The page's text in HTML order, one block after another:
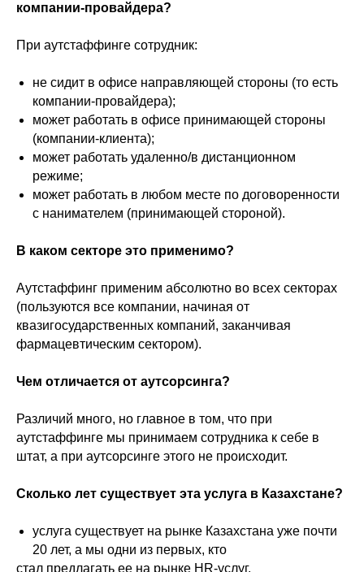
компании-провайдера?
При аутстаффинге сотрудник:
не сидит в офисе направляющей стороны (то есть
компании-провайдера);
может работать в офисе принимающей стороны
(компании-клиента);
может работать удаленно/в дистанционном
режиме;
может работать в любом месте по договоренности
с нанимателем (принимающей стороной).
В каком секторе это применимо?
Аутстаффинг применим абсолютно во всех секторах
(пользуются все компании, начиная от
квазигосударственных компаний, заканчивая
фармацевтическим сектором).
Чем отличается от аутсорсинга?
Различий много, но главное в том, что при
аутстаффинге мы принимаем сотрудника к себе в
штат, а при аутсорсинге этого не происходит.
Сколько лет существует эта услуга в Казахстане?
услуга существует на рынке Казахстана уже почти
20 лет, а мы одни из первых, кто
стал предлагать ее на рынке HR-услуг.